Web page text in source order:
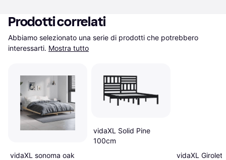
Prodotti correlati
Abbiamo selezionato una serie di prodotti che potrebbero
interessarti. Mostra tutto
vidaXL sonoma oak
vidaXL Solid Pine
100cm
vidaXL